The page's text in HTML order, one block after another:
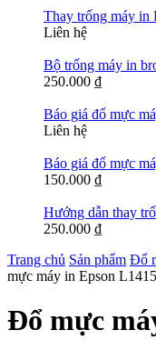
Thay trống máy in
Liên hệ
Bộ trống máy in
250.000 ₫
Báo giá đổ mực
Liên hệ
Báo giá đổ mực
150.000 ₫
Hướng dẫn thay
250.000 ₫
Trang chủ Sản phẩm Đổ
mực máy in Epson
Đổ mực